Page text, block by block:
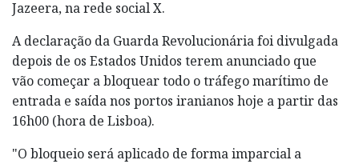
Jazeera, na rede social X.
A declaração da Guarda Revolucionária foi divulgada
depois de os Estados Unidos terem anunciado que
vão começar a bloquear todo o tráfego marítimo de
entrada e saída nos portos iranianos hoje a partir das
16h00 (hora de Lisboa).
"O bloqueio será aplicado de forma imparcial a